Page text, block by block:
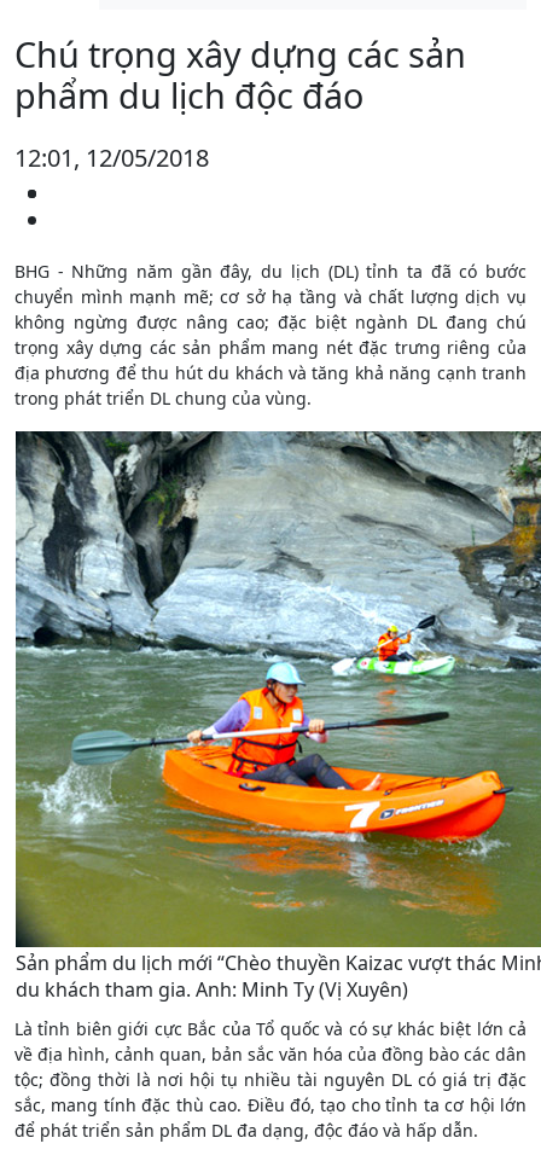
Chú trọng xây dựng các sản
phẩm du lịch độc đáo
12:01, 12/05/2018
BHG - Những năm gần đây, du lịch (DL) tỉnh ta đã có bước
chuyển mình mạnh mẽ; cơ sở hạ tầng và chất lượng dịch vụ
không ngừng được nâng cao; đặc biệt ngành DL đang chú
trọng xây dựng các sản phẩm mang nét đặc trưng riêng của
địa phương để thu hút du khách và tăng khả năng cạnh tranh
trong phát triển DL chung của vùng.
Sản phẩm du lịch mới “Chèo thuyền Kaizac vượt thác
du khách tham gia. Anh: Minh Ty (Vị Xuyên)
Là tỉnh biên giới cực Bắc của Tổ quốc và có sự khác biệt lớn cả
về địa hình, cảnh quan, bản sắc văn hóa của đồng bào các dân
tộc; đồng thời là nơi hội tụ nhiều tài nguyên DL có giá trị đặc
sắc, mang tính đặc thù cao. Điều đó, tạo cho tỉnh ta cơ hội lớn
để phát triển sản phẩm DL đa dạng, độc đáo và hấp dẫn.